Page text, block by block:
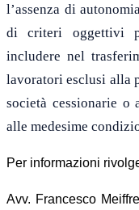
l’assenza di
di criteri oggettivi
includere nel
lavoratori esclusi alla
società cessionarie
alle medesime
Per informazioni
Avv. Francesco